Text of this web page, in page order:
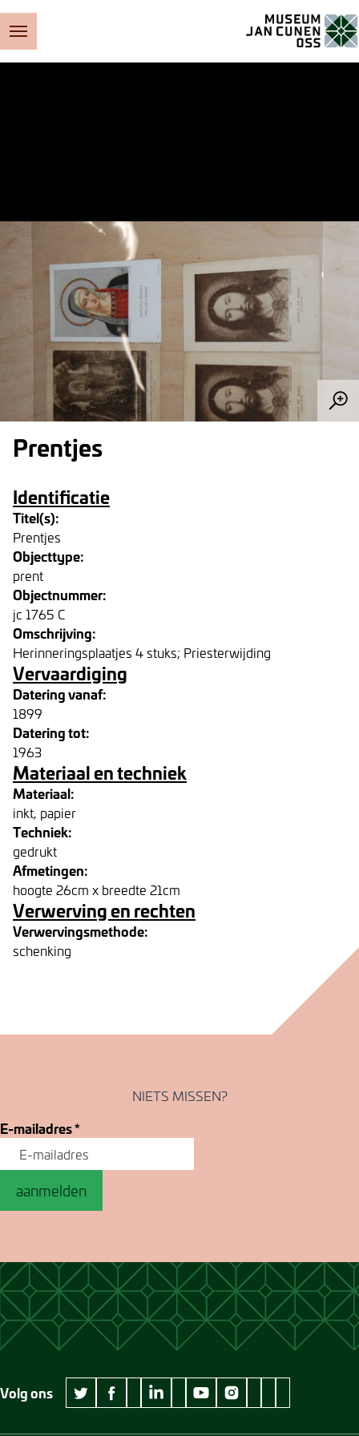
Prentjes
Identificatie
Titel(s):
Prentjes
Objecttype:
prent
Objectnummer:
jc 1765 C
Omschrijving:
Herinneringsplaatjes 4 stuks; Priesterwijding
Vervaardiging
Datering vanaf:
1899
Datering tot:
1963
Materiaal en techniek
Materiaal:
inkt, papier
Techniek:
gedrukt
Afmetingen:
hoogte 26cm x breedte 21cm
Verwerving en rechten
Verwervingsmethode:
schenking
NIETS MISSEN?
E-mailadres*
aanmelden
Volg ons
twitter Museum Jan Cunen
facebook Museum Jan Cunen
wikipedia Museum Jan Cunen
linkedin Museum Jan Cunen
googleplus Museum Jan Cunen
youtube Museum Jan Cunen
instagram Museum